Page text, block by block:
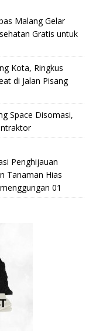
Malang Gelar
Gratis untuk
Kota, Ringkus
di Jalan Pisang
Space Disomasi,
Penghijauan
Tanaman Hias
01